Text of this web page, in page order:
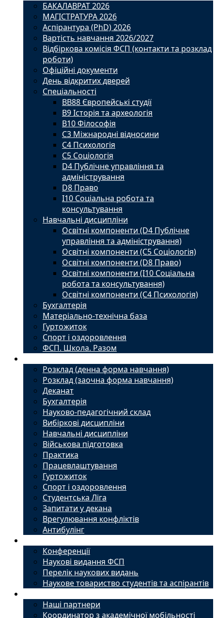
БАКАЛАВРАТ 2026
МАГІСТРАТУРА 2026
Аспірантура (PhD) 2026
Вартість навчання 2026/2027
Відбіркова комісія ФСП (контакти та розклад
роботи)
Офіційні документи
День відкритих дверей
Спеціальності
BВ88 Європейські студії
B9 Історія та археологія
B10 Філософія
C3 Міжнародні відносини
C4 Психологія
С5 Соціологія
D4 Публічне управління та
адміністрування
D8 Право
I10 Соціальна робота та
консультування
Навчальні дисципліни
Освітні компоненти (D4 Публічне
управління та адміністрування)
Освітні компоненти (С5 Соціологія)
Освітні компоненти (D8 Право)
Освітні компоненти (I10 Соціальна
робота та консультування)
Освітні компоненти (С4 Психологія)
Бухгалтерія
Матеріально-технічна база
Гуртожиток
Спорт і оздоровлення
ФСП. Школа. Разом
Розклад (денна форма навчання)
Розклад (заочна форма навчання)
Деканат
Бухгалтерія
Науково-педагогічний склад
Вибіркові дисципліни
Навчальні дисципліни
Військова підготовка
Практика
Працевлаштування
Гуртожиток
Спорт і оздоровлення
Студентська Ліга
Запитати у декана
Врегулювання конфліктів
Антибулінг
Конференції
Наукові видання ФСП
Перелік наукових видань
Наукове товариство студентів та аспірантів
Наші партнери
Координатор з академічної мобільності